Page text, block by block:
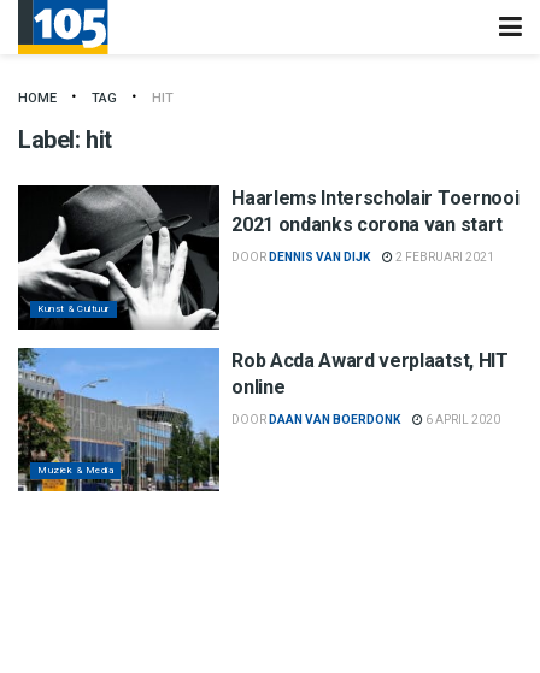
HOME TAG HIT
Label: hit
Kunst & Cultuur
Haarlems Interscholair Toernooi
2021 ondanks corona van start
DOOR DENNIS VAN DIJK 2 FEBRUARI 2021
Muziek & Media
Rob Acda Award verplaatst, HIT
online
DOOR DAAN VAN BOERDONK 6 APRIL 2020